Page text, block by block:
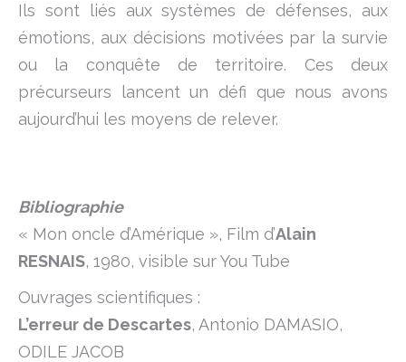
Ils sont liés aux systèmes de défenses, aux
émotions, aux décisions motivées par la survie
ou la conquête de territoire. Ces deux
précurseurs lancent un défi que nous avons
aujourd’hui les moyens de relever.
Bibliographie
« Mon oncle d’Amérique », Film d’Alain
RESNAIS, 1980, visible sur You Tube
Ouvrages scientifiques :
L’erreur de Descartes, Antonio DAMASIO,
ODILE JACOB